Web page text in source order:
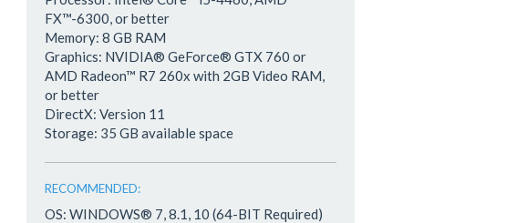
FX™-6300, or better
Memory: 8 GB RAM
Graphics: NVIDIA® GeForce® GTX 760 or
AMD Radeon™ R7 260x with 2GB Video RAM,
or better
DirectX: Version 11
Storage: 35 GB available space
RECOMMENDED:
OS: WINDOWS® 7, 8.1, 10 (64-BIT Required)